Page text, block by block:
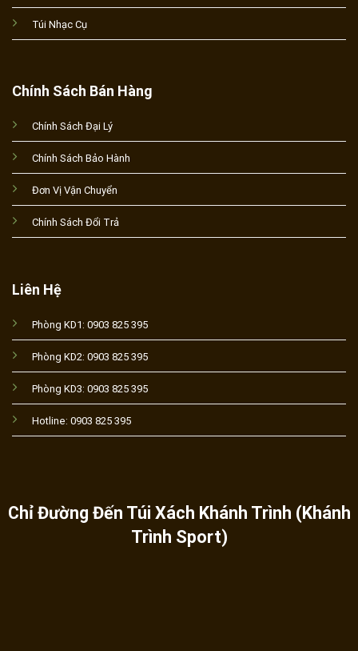
Túi Nhạc Cụ
Chính Sách Bán Hàng
Chính Sách Đại Lý
Chính Sách Bảo Hành
Đơn Vị Vận Chuyển
Chính Sách Đổi Trả
Liên Hệ
Phòng KD1: 0903 825 395
Phòng KD2: 0903 825 395
Phòng KD3: 0903 825 395
Hotline: 0903 825 395
Chỉ Đường Đến Túi Xách Khánh Trình (Khánh
Trình Sport)